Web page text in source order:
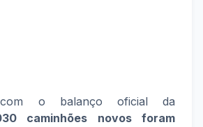
o balanço oficial da
caminhões novos foram